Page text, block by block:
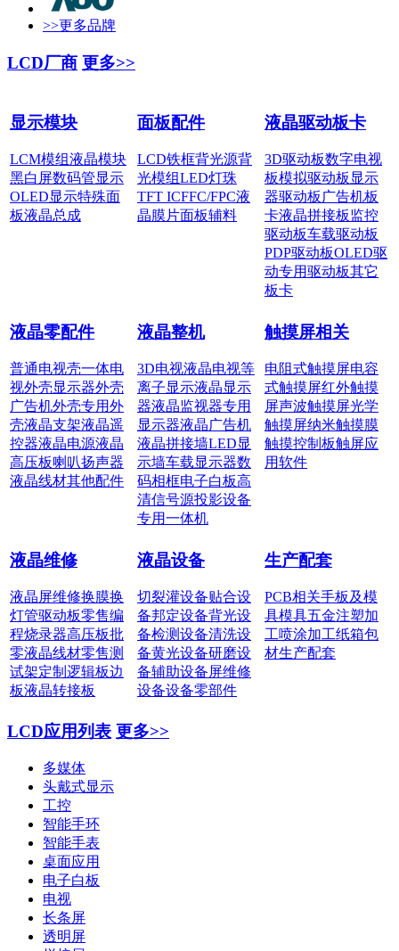
>>更多品牌
LCD厂商 更多>>
显示模块
LCM模组液晶模块
黑白屏数码管显示
OLED显示特殊面
板液晶总成
面板配件
LCD铁框背光源背
光模组LED灯珠
TFT ICFFC/FPC液
晶膜片面板辅料
液晶驱动板卡
3D驱动板数字电视
板模拟驱动板 显示
器驱动板广告机板
卡液晶拼接板监控
驱动板车载驱动板
PDP驱动板OLED驱
动专用驱动板其它
板卡
液晶零配件
普通电视壳一体电
视外壳显示器外壳
广告机外壳专用外
壳液晶支架液晶遥
控器液晶电源液晶
高压板喇叭扬声器
液晶线材其他配件
液晶整机
3D电视液晶电视等
离子显示液晶显示
器液晶监视器专用
显示器液晶广告机
液晶拼接墙LED显
示墙车载显示器数
码相框电子白板高
清信号源投影设备
专用一体机
触摸屏相关
电阻式触摸屏电容
式触摸屏红外触摸
屏声波触摸屏光学
触摸屏纳米触摸膜
触摸控制板触屏应
用软件
液晶维修
液晶屏维修换膜换
灯管驱动板零售编
程烧录器高压板批
零液晶线材零售测
试架定制 逻辑板边
板液晶转接板
液晶设备
切裂灌设备贴合设
备邦定设备背光设
备检测设备清洗设
备黄光设备研磨设
备辅助设备屏维修
设备设备零部件
生产配套
PCB相关手板及模
具模具五金注塑加
工喷涂加工纸箱包
材生产配套
LCD应用列表 更多>>
多媒体
头戴式显示
工控
智能手环
智能手表
桌面应用
电子白板
电视
长条屏
透明屏